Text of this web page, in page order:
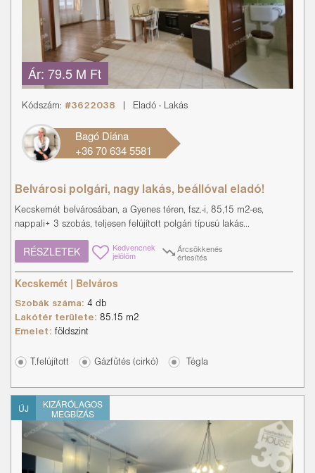
Ár: 79.5 M Ft
Kódszám: #3622038 Eladó - Lakás
Bagó Diána
+36 70 634 5581
Belvárosi polgári, nagy lakás, beállóval eladó!
Kecskemét belvárosában, a Gyenes téren, fsz.-i, 85,15 m2-es,
nappali+ 3 szobás, teljesen felújított polgári típusú lakás...
RÉSZLETEK Kedvencnek
jelölöm
Árcsökkenés
értesítés
Kecskemét | Belváros
Szobák száma: 4 db
Lakótér területe: 85.15 m2
Emelet: földszint
T.felújított Gázfűtés (cirkó) Tégla
ÚJ
KIZÁRÓLAGOS
MEGBÍZÁS